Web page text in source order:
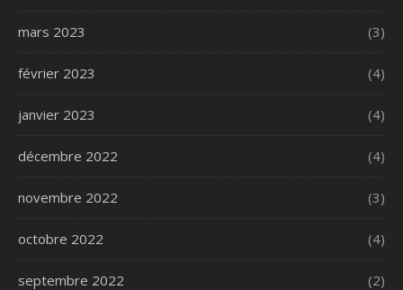
mars 2023 (3)
février 2023 (4)
janvier 2023 (4)
décembre 2022 (4)
novembre 2022 (3)
octobre 2022 (4)
septembre 2022 (2)